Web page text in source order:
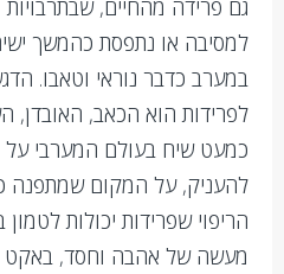
גם פרידה מהחיים, שבתרבויות
למסיבה או נתפסת כהמשך
במערב כדבר נוראי וטאבו.
לפרידות הוא הכאב, האובדן,
כמעט שיח בעולם המערבי על
להעניק, על המקום שמתפנה
הריפוי שפרידות יכולות
מעשה של אהבה וחסד, באקט